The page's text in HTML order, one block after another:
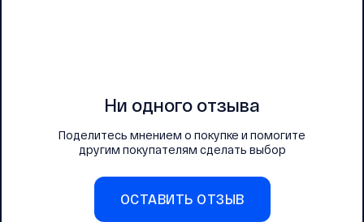
Ни одного отзыва
Поделитесь мнением о покупке и помогите
другим покупателям сделать выбор
ОСТАВИТЬ ОТЗЫВ